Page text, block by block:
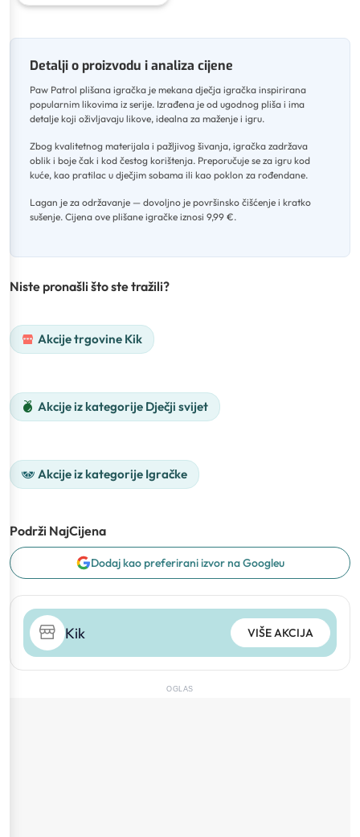
Detalji o proizvodu i analiza cijene
Paw Patrol plišana igračka je mekana dječja igračka inspirirana
popularnim likovima iz serije. Izrađena je od ugodnog pliša i ima
detalje koji oživljavaju likove, idealna za maženje i igru.
Zbog kvalitetnog materijala i pažljivog šivanja, igračka zadržava
oblik i boje čak i kod čestog korištenja. Preporučuje se za igru kod
kuće, kao pratilac u dječjim sobama ili kao poklon za rođendane.
Lagan je za održavanje — dovoljno je površinsko čišćenje i kratko
sušenje. Cijena ove plišane igračke iznosi 9,99 €.
Niste pronašli što ste tražili?
Akcije trgovine Kik
Akcije iz kategorije Dječji svijet
Akcije iz kategorije Igračke
Podrži NajCijena
Dodaj kao preferirani izvor na Googleu
Kik VIŠE AKCIJA
OGLAS